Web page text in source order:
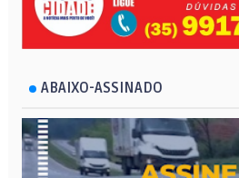
ABAIXO-ASSINADO